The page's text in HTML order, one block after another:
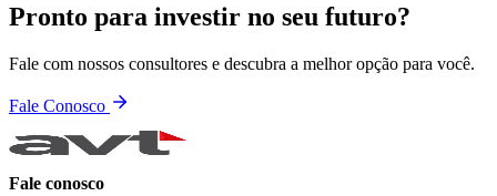
Pronto para investir no seu futuro?
Fale com nossos consultores e descubra a melhor opção para você.
Fale Conosco
Fale conosco